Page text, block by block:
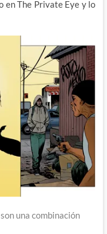
en The Private Eye y lo
una combinación